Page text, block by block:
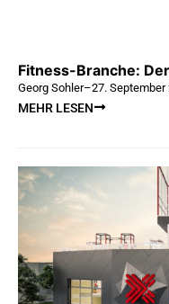
Fitness-Branche:
Georg Sohler–27. September
MEHR LESEN